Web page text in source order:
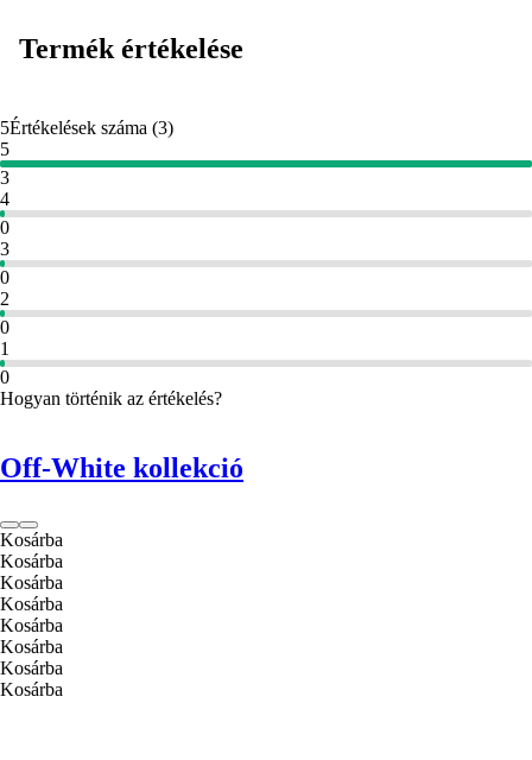
Termék értékelése
5Értékelések száma (3)
5
3
4
0
3
0
2
0
1
0
Hogyan történik az értékelés?
Off-White kollekció
Kosárba
Kosárba
Kosárba
Kosárba
Kosárba
Kosárba
Kosárba
Kosárba